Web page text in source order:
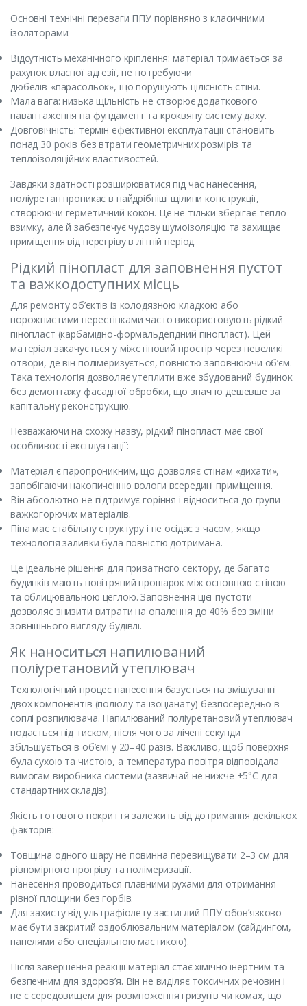
Основні технічні переваги ППУ порівняно з класичними
ізоляторами:
Відсутність механічного кріплення: матеріал тримається за
рахунок власної адгезії, не потребуючи
дюбелів-«парасольок», що порушують цілісність стіни.
Мала вага: низька щільність не створює додаткового
навантаження на фундамент та кроквяну систему даху.
Довговічність: термін ефективної експлуатації становить
понад 30 років без втрати геометричних розмірів та
теплоізоляційних властивостей.
Завдяки здатності розширюватися під час нанесення,
поліуретан проникає в найдрібніші щілини конструкції,
створюючи герметичний кокон. Це не тільки зберігає тепло
взимку, але й забезпечує чудову шумоізоляцію та захищає
приміщення від перегріву в літній період.
Рідкий пінопласт для заповнення пустот
та важкодоступних місць
Для ремонту об’єктів із колодязною кладкою або
порожнистими перестінками часто використовують рідкий
пінопласт (карбамідно-формальдегідний пінопласт). Цей
матеріал закачується у міжстіновий простір через невеликі
отвори, де він полімеризується, повністю заповнюючи об’єм.
Така технологія дозволяє утеплити вже збудований будинок
без демонтажу фасадної обробки, що значно дешевше за
капітальну реконструкцію.
Незважаючи на схожу назву, рідкий пінопласт має свої
особливості експлуатації:
Матеріал є паропроникним, що дозволяє стінам «дихати»,
запобігаючи накопиченню вологи всередині приміщення.
Він абсолютно не підтримує горіння і відноситься до групи
важкогорючих матеріалів.
Піна має стабільну структуру і не осідає з часом, якщо
технологія заливки була повністю дотримана.
Це ідеальне рішення для приватного сектору, де багато
будинків мають повітряний прошарок між основною стіною
та облицювальною цеглою. Заповнення цієї пустоти
дозволяє знизити витрати на опалення до 40% без зміни
зовнішнього вигляду будівлі.
Як наноситься напилюваний
поліуретановий утеплювач
Технологічний процес нанесення базується на змішуванні
двох компонентів (поліолу та ізоціанату) безпосередньо в
соплі розпилювача. Напилюваний поліуретановий утеплювач
подається під тиском, після чого за лічені секунди
збільшується в об’ємі у 20–40 разів. Важливо, щоб поверхня
була сухою та чистою, а температура повітря відповідала
вимогам виробника системи (зазвичай не нижче +5°C для
стандартних складів).
Якість готового покриття залежить від дотримання декількох
факторів:
Товщина одного шару не повинна перевищувати 2–3 см для
рівномірного прогріву та полімеризації.
Нанесення проводиться плавними рухами для отримання
рівної площини без горбів.
Для захисту від ультрафіолету застиглий ППУ обов’язково
має бути закритий оздоблювальним матеріалом (сайдингом,
панелями або спеціальною мастикою).
Після завершення реакції матеріал стає хімічно інертним та
безпечним для здоров’я. Він не виділяє токсичних речовин і
не є середовищем для розмноження гризунів чи комах, що